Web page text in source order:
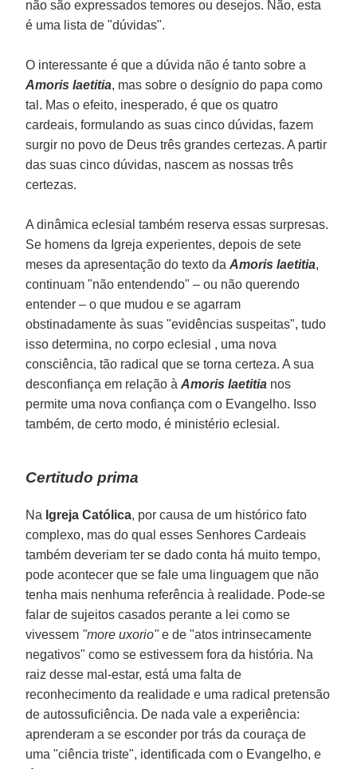
não são expressados temores ou desejos. Não, esta
é uma lista de "dúvidas".
O interessante é que a dúvida não é tanto sobre a
Amoris laetitia, mas sobre o desígnio do papa como
tal. Mas o efeito, inesperado, é que os quatro
cardeais, formulando as suas cinco dúvidas, fazem
surgir no povo de Deus três grandes certezas. A partir
das suas cinco dúvidas, nascem as nossas três
certezas.
A dinâmica eclesial também reserva essas surpresas.
Se homens da Igreja experientes, depois de sete
meses da apresentação do texto daAmoris laetitia,
continuam "não entendendo" – ou não querendo
entender – o que mudou e se agarram
obstinadamente às suas "evidências suspeitas", tudo
isso determina, no corpo eclesial , uma nova
consciência, tão radical que se torna certeza. A sua
desconfiança em relação àAmoris laetitia nos
permite uma nova confiança com o Evangelho. Isso
também, de certo modo, é ministério eclesial.
Certitudo prima
Na Igreja Católica, por causa de um histórico fato
complexo, mas do qual esses Senhores Cardeais
também deveriam ter se dado conta há muito tempo,
pode acontecer que se fale uma linguagem que não
tenha mais nenhuma referência à realidade. Pode-se
falar de sujeitos casados perante a lei como se
vivessem "more uxorio"e de "atos intrinsecamente
negativos" como se estivessem fora da história. Na
raiz desse mal-estar, está uma falta de
reconhecimento da realidade e uma radical pretensão
de autossuficiência. De nada vale a experiência:
aprenderam a se esconder por trás da couraça de
uma "ciência triste", identificada com o Evangelho, e